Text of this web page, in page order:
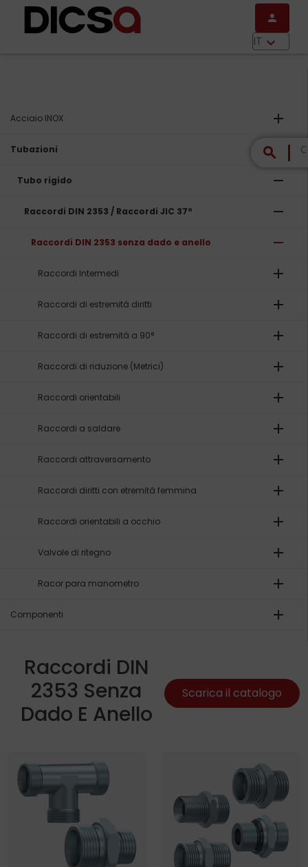
Salta al contenuto principale
person
IT keyboard_arrow_down
search
Acciaio INOX add
Tubazioni remove
Tubo rigido remove
Raccordi DIN 2353 / Raccordi JIC 37º remove
Raccordi DIN 2353 senza dado e anello remove
Raccordi Intermedi add
Raccordi di estremitá diritti add
Raccordi di estremitá a 90° add
Raccordi di riduzione (Metrici) add
Raccordi orientabili add
Raccordi a saldare add
Raccordi attraversamento add
Raccordi diritti con etremitá femmina add
Raccordi orientabili a occhio add
Valvole di ritegno add
Racor para manometro add
Componenti add
Raccordi DIN
2353 Senza
Dado E Anello
Scarica il catalogo